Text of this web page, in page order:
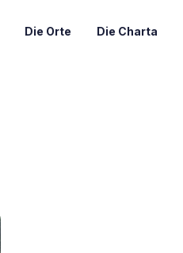
Die Orte Die Charta